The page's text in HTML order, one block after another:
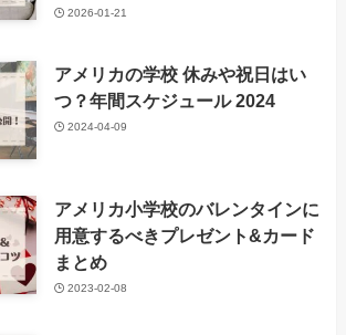
2026-01-21
アメリカの学校 休みや祝日はい
つ？年間スケジュール 2024
2024-04-09
アメリカ小学校のバレンタインに
用意するべきプレゼント&カード
まとめ
2023-02-08